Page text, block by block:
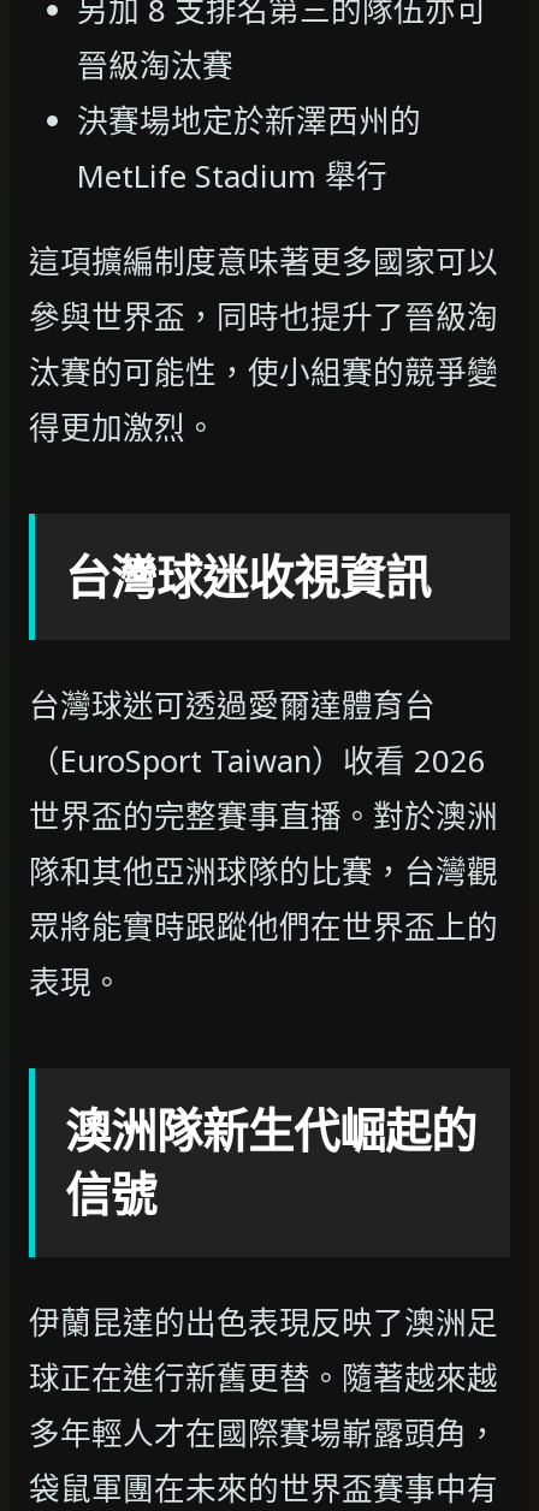
另加 8 支排名第三的隊伍亦可
晉級淘汰賽
決賽場地定於新澤西州的
MetLife Stadium 舉行
這項擴編制度意味著更多國家可以
參與世界盃，同時也提升了晉級淘
汰賽的可能性，使小組賽的競爭變
得更加激烈。
台灣球迷收視資訊
台灣球迷可透過愛爾達體育台
（EuroSport Taiwan）收看 2026
世界盃的完整賽事直播。對於澳洲
隊和其他亞洲球隊的比賽，台灣觀
眾將能實時跟蹤他們在世界盃上的
表現。
澳洲隊新生代崛起的
信號
伊蘭昆達的出色表現反映了澳洲足
球正在進行新舊更替。隨著越來越
多年輕人才在國際賽場嶄露頭角，
袋鼠軍團在未來的世界盃賽事中有